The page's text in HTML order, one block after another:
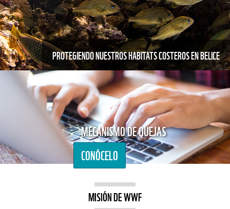
PROTEGIENDO NUESTROS HABITATS COSTEROS EN BELICE
MECANISMO DE QUEJAS
CONÓCELO
© FREEPIK
MISIÓN DE WWF